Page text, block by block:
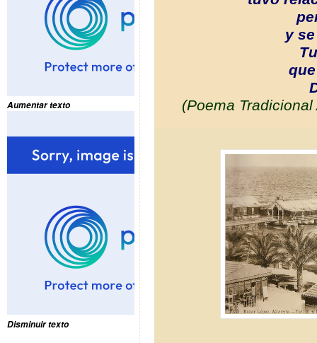
Aumentar texto
Disminuir texto
y
(Poema